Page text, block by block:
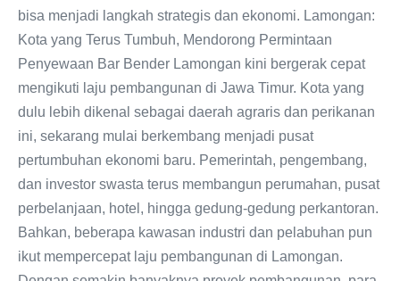
bisa menjadi langkah strategis dan ekonomi. Lamongan:
Kota yang Terus Tumbuh, Mendorong Permintaan
Penyewaan Bar Bender Lamongan kini bergerak cepat
mengikuti laju pembangunan di Jawa Timur. Kota yang
dulu lebih dikenal sebagai daerah agraris dan perikanan
ini, sekarang mulai berkembang menjadi pusat
pertumbuhan ekonomi baru. Pemerintah, pengembang,
dan investor swasta terus membangun perumahan, pusat
perbelanjaan, hotel, hingga gedung-gedung perkantoran.
Bahkan, beberapa kawasan industri dan pelabuhan pun
ikut mempercepat laju pembangunan di Lamongan.